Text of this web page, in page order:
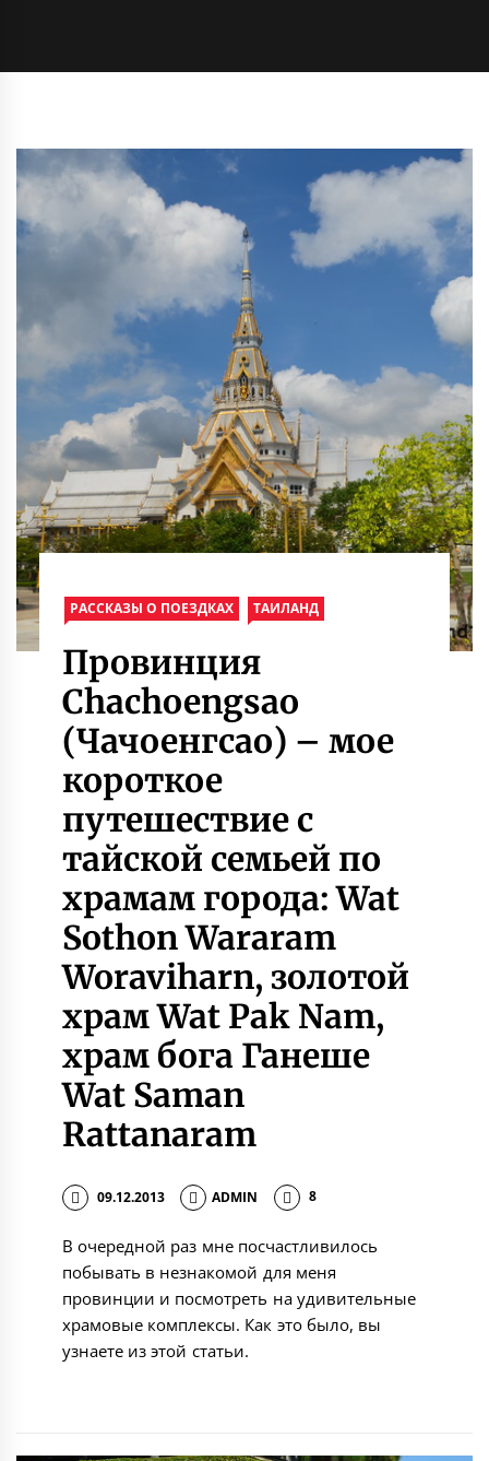
РАССКАЗЫ О ПОЕЗДКАХ ТАИЛАНД
Провинция
Chachoengsao
(Чачоенгсао) – мое
короткое
путешествие с
тайской семьей по
храмам города: Wat
Sothon Wararam
Woraviharn, золотой
храм Wat Pak Nam,
храм бога Ганеше
Wat Saman
Rattanaram
09.12.2013 ADMIN 8
В очередной раз мне посчастливилось
побывать в незнакомой для меня
провинции и посмотреть на удивительные
храмовые комплексы. Как это было, вы
узнаете из этой статьи.